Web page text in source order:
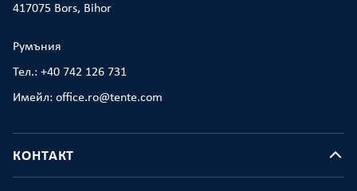
417075 Bors, Bihor
Румъния
Тел.: +40 742 126 731
Имейл: office.ro@tente.com
КОНТАКТ